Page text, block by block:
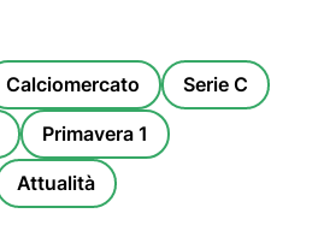
Calciomercato Serie C
Primavera 1
Attualità